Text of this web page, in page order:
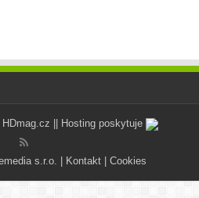
HDmag.cz || Hosting poskytuje
s.r.o. | Kontakt Cookies